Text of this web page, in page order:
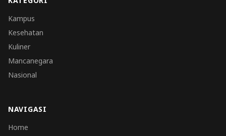
Kampus
Kesehatan
Kuliner
Mancanegara
Nasional
NAVIGASI
Home